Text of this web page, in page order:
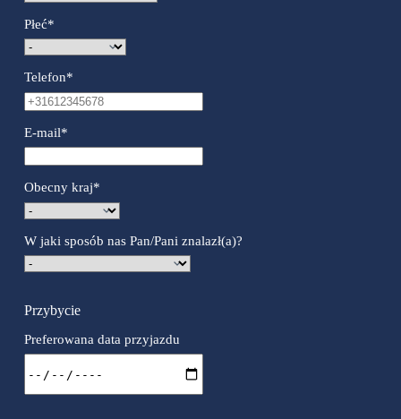
Płeć*
Telefon*
E-mail*
Obecny kraj*
W jaki sposób nas Pan/Pani znalazł(a)?
Przybycie
Preferowana data przyjazdu